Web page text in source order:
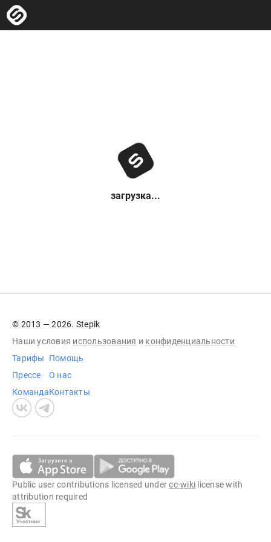
загрузка...
© 2013 — 2026. Stepik
Наши условия использования и конфиденциальности
Тарифы
Прессе
Команда
Помощь
О нас
Контакты
Public user contributions licensed undercc-wiki license with
attribution required